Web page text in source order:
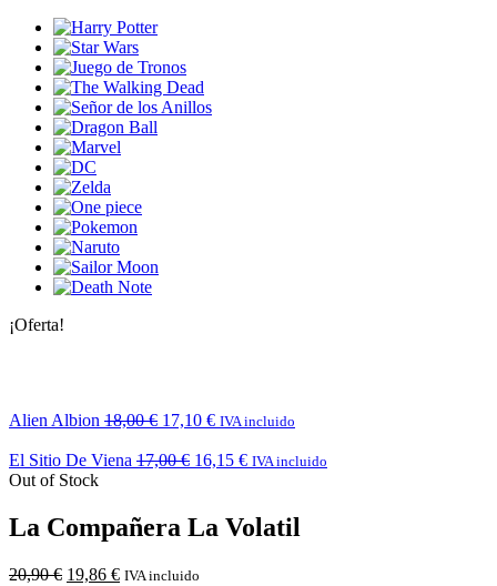
¡Oferta!
Alien Albion 18,00€ 17,10 € IVA incluido
El Sitio De Viena 17,00€ 16,15 € IVA incluido
Out of Stock
La Compañera La Volatil
20,90€ 19,86 € IVA incluido